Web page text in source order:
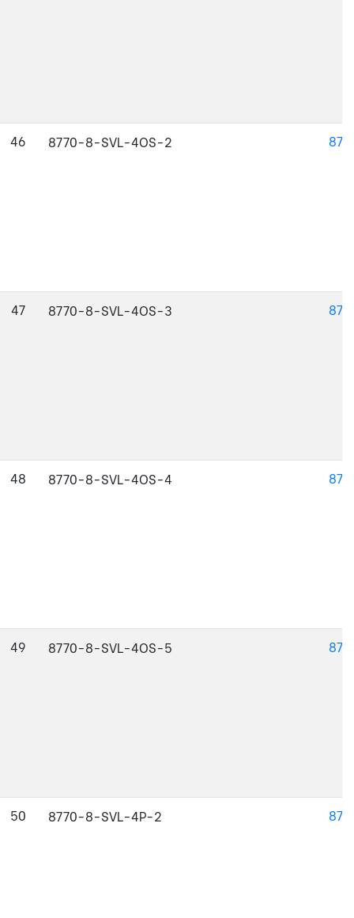
46 8770-8-SVL-4OS-2
47 8770-8-SVL-4OS-3
48 8770-8-SVL-4OS-4
49 8770-8-SVL-4OS-5
50 8770-8-SVL-4P-2